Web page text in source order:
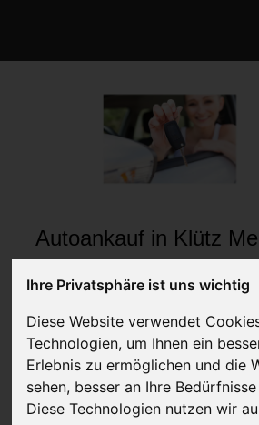
Ihre Privatsphäre ist uns wichtig
Diese Website verwendet
Technologien, um Ihnen ein
Erlebnis zu ermöglichen und die
sehen, besser an Ihre
Diese Technologien nutzen wir
Autoankauf in Klütz
Online Auto verkaufen &
lassen
Auf Wunsch sofort Geld für Ihr